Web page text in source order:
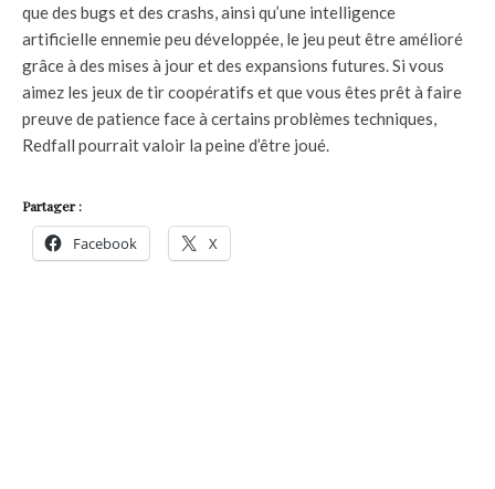
que des bugs et des crashs, ainsi qu’une intelligence
artificielle ennemie peu développée, le jeu peut être amélioré
grâce à des mises à jour et des expansions futures. Si vous
aimez les jeux de tir coopératifs et que vous êtes prêt à faire
preuve de patience face à certains problèmes techniques,
Redfall pourrait valoir la peine d’être joué.
Partager :
Facebook X